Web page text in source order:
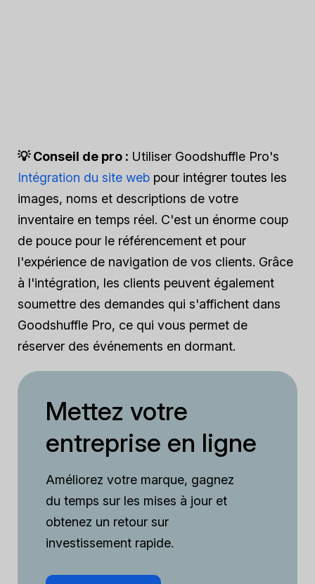
💡 Conseil de pro : Utiliser Goodshuffle Pro's
Intégration du site web pour intégrer toutes les
images, noms et descriptions de votre
inventaire en temps réel. C'est un énorme coup
de pouce pour le référencement et pour
l'expérience de navigation de vos clients. Grâce
à l'intégration, les clients peuvent également
soumettre des demandes qui s'affichent dans
Goodshuffle Pro, ce qui vous permet de
réserver des événements en dormant.
Mettez votre
entreprise en ligne
Améliorez votre marque, gagnez
du temps sur les mises à jour et
obtenez un retour sur
investissement rapide.